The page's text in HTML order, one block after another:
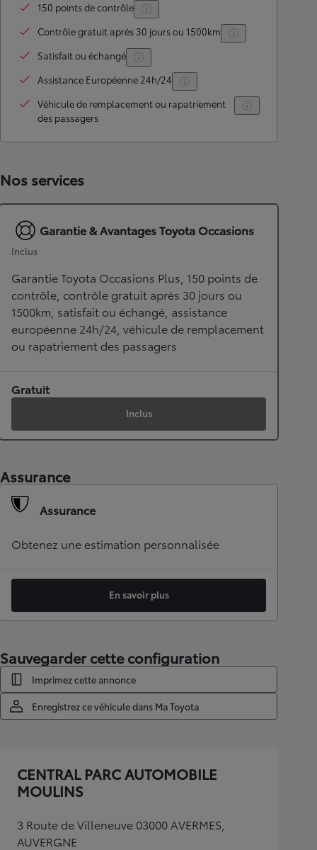
150 points de contrôle
Contrôle gratuit après 30 jours ou 1500km
Satisfait ou échangé
Assistance Européenne 24h/24
Véhicule de remplacement ou rapatriement
des passagers
Nos services
Garantie & Avantages Toyota Occasions
Inclus
Garantie Toyota Occasions Plus, 150 points de
contrôle, contrôle gratuit après 30 jours ou
1500km, satisfait ou échangé, assistance
européenne 24h/24, véhicule de remplacement
ou rapatriement des passagers
Gratuit
Inclus
Assurance
Assurance
Obtenez une estimation personnalisée
En savoir plus
Sauvegarder cette configuration
Imprimez cette annonce
Enregistrez ce véhicule dans Ma Toyota
CENTRAL PARC AUTOMOBILE
MOULINS
3 Route de Villeneuve 03000 AVERMES,
AUVERGNE